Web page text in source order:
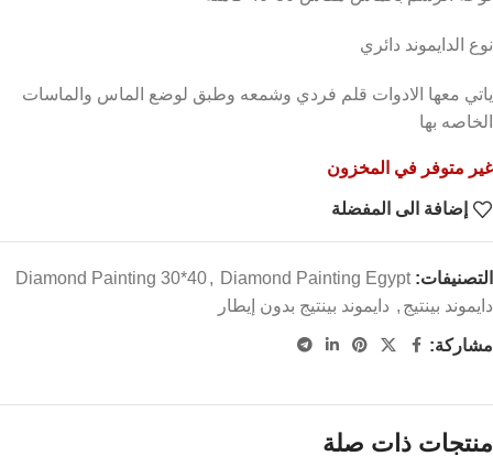
نوع الدايموند دائري
ياتي معها الادوات قلم فردي وشمعه وطبق لوضع الماس والماسات
الخاصه بها
غير متوفر في المخزون
إضافة الى المفضلة
التصنيفات: Diamond Painting 30*40, Diamond Painting Egypt
دايموند بينتيج , دايموند بينتيج بدون إيطار
مشاركة:
منتجات ذات صلة